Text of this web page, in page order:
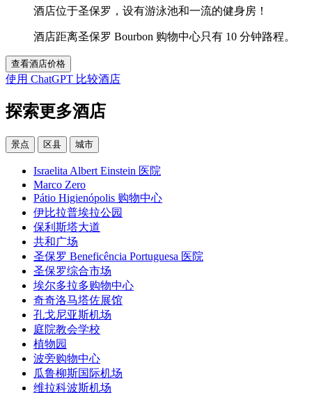
酒店位于圣保罗，设有游泳池和一流的健身房！
酒店距离圣保罗 Bourbon 购物中心只有 10 分钟路程。
查看酒店价格
使用 ChatGPT 比较酒店
探索更多酒店
景点 区县 城市
Israelita Albert Einstein 医院
Marco Zero
Pátio Higienópolis 购物中心
伊比拉普埃拉公园
保利斯塔大道
共和广场
圣保罗 Beneficência Portuguesa 医院
圣保罗综合市场
埃尔多拉多购物中心
奇奇洛马塔佐展馆
孔戈尼亚斯机场
庭院教会学校
植物园
波旁购物中心
瓜鲁柳斯国际机场
维拉科波斯机场